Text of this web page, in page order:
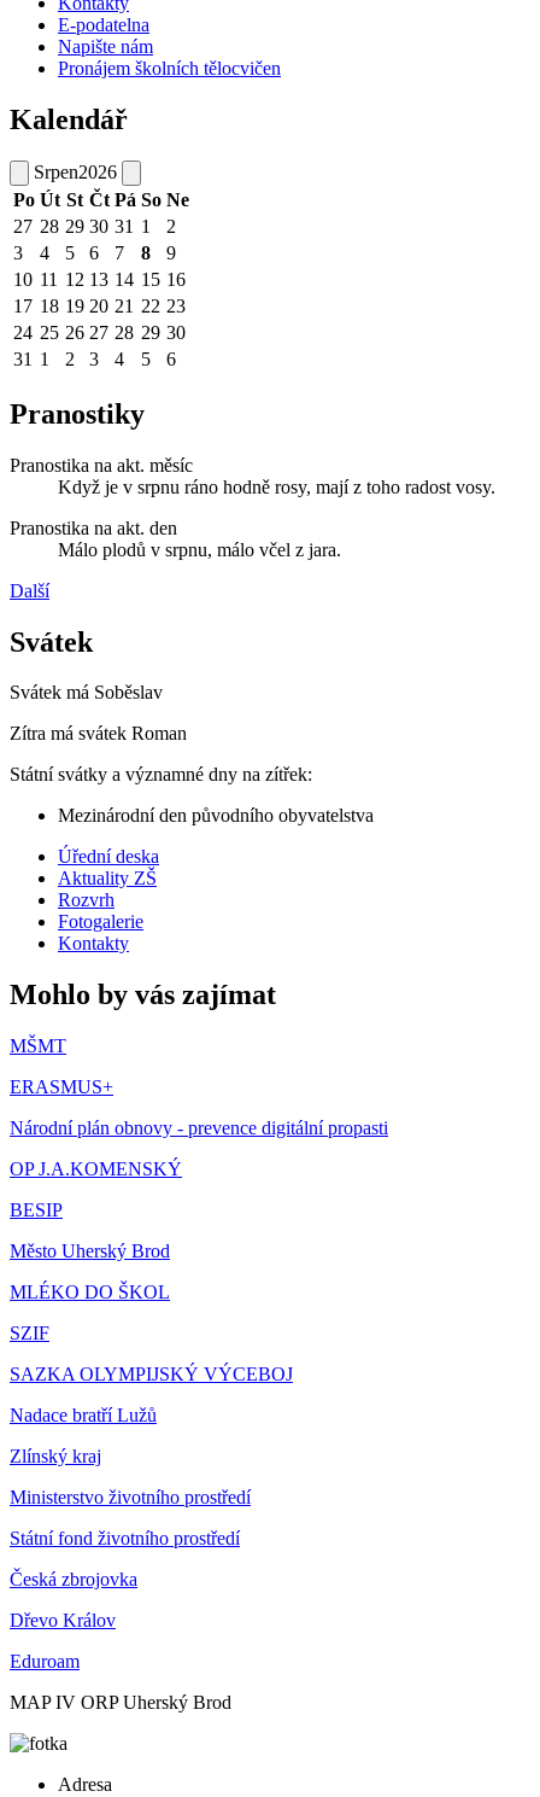
E-podatelna
Napište nám
Pronájem školních tělocvičen
Kalendář
Srpen2026
Po Út St Čt Pá So Ne
27 28 29 30 31 1
2
3
4 5 6 7 8
9
10 11 12 13 14 15 16
17 18 19 20 21 22 23
24 25 26 27 28 29 30
31 1 2 3 4 5 6
Pranostiky
Pranostika na akt. měsíc
Když je v srpnu ráno hodně rosy, mají z toho radost vosy.
Pranostika na akt. den
Málo plodů v srpnu, málo včel z jara.
Další
Svátek
Svátek má Soběslav
Zítra má svátek Roman
Státní svátky a významné dny na zítřek:
Mezinárodní den původního obyvatelstva
Úřední deska
Aktuality ZŠ
Rozvrh
Fotogalerie
Kontakty
Mohlo by vás zajímat
MŠMT
ERASMUS+
Národní plán obnovy - prevence digitální propasti
OP J.A.KOMENSKÝ
BESIP
Město Uherský Brod
MLÉKO DO ŠKOL
SZIF
SAZKA OLYMPIJSKÝ VÝCEBOJ
Nadace bratří Lužů
Zlínský kraj
Ministerstvo životního prostředí
Státní fond životního prostředí
Česká zbrojovka
Dřevo Králov
Eduroam
MAP IV ORP Uherský Brod
Adresa